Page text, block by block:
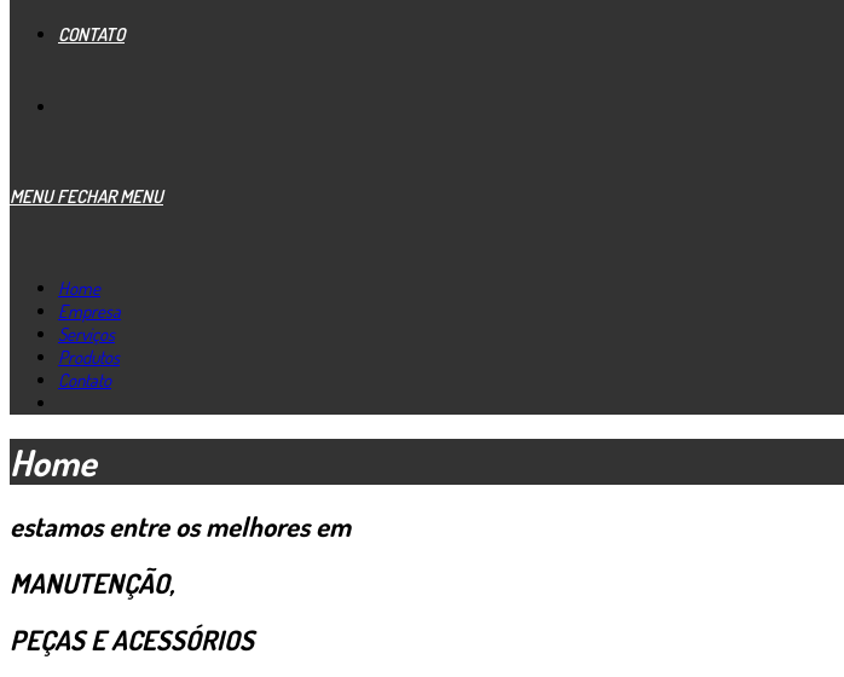
CONTATO
MENU FECHAR MENU
Home
Empresa
Serviços
Produtos
Contato
Home
estamos entre os melhores em
MANUTENÇÃO,
PEÇAS E ACESSÓRIOS